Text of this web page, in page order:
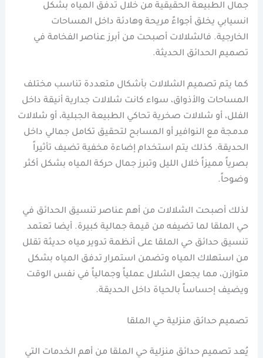
جمال الطبيعة الحقيقية من خلال تدفق المياه بشكل
انسيابي يخلق أجواءً مريحة وهادئة داخل المساحات
الخارجية. فالشلالات أصبحت من أبرز عناصر الفخامة في
تصميم الحدائق الحديثة.
كما يتم تصميم الشلالات بأشكال متعددة تناسب مختلف
المساحات والأذواق، سواء كانت شلالات جدارية أنيقة داخل
الفلل، أو شلالات صخرية تحاكي الطبيعة الجبلية، أو شلالات
مدمجة مع النوافير أو المسابح لتحقيق تكامل جمالي داخل
الحديقة. كذلك يتم استخدام إضاءة مخفية تضيف تأثيراً
بصرياً مميزاً خلال الليل وتبرز جمال حركة المياه بشكل أكثر
وضوحاً.
لذلك أصبحت الشلالات من أهم عناصر تنسيق الحدائق في
حي الملقا لما تضيفه من قيمة جمالية كبيرة. أيضا تعتمد
تنسيق حدائق حي الملقا على أنظمة تدوير مياه حديثة تقلل
من استهلاك المياه وتضمن استمرار تدفق المياه بشكل
متوازن، مما يجعل الشلال عملياً وجمالياً في نفس الوقت
ويضيف إحساساً بالحياة داخل الحديقة.
تصميم حدائق منزلية حي الملقا
يُعد تصميم حدائق منزلية حي الملقا من أهم الخدمات التي